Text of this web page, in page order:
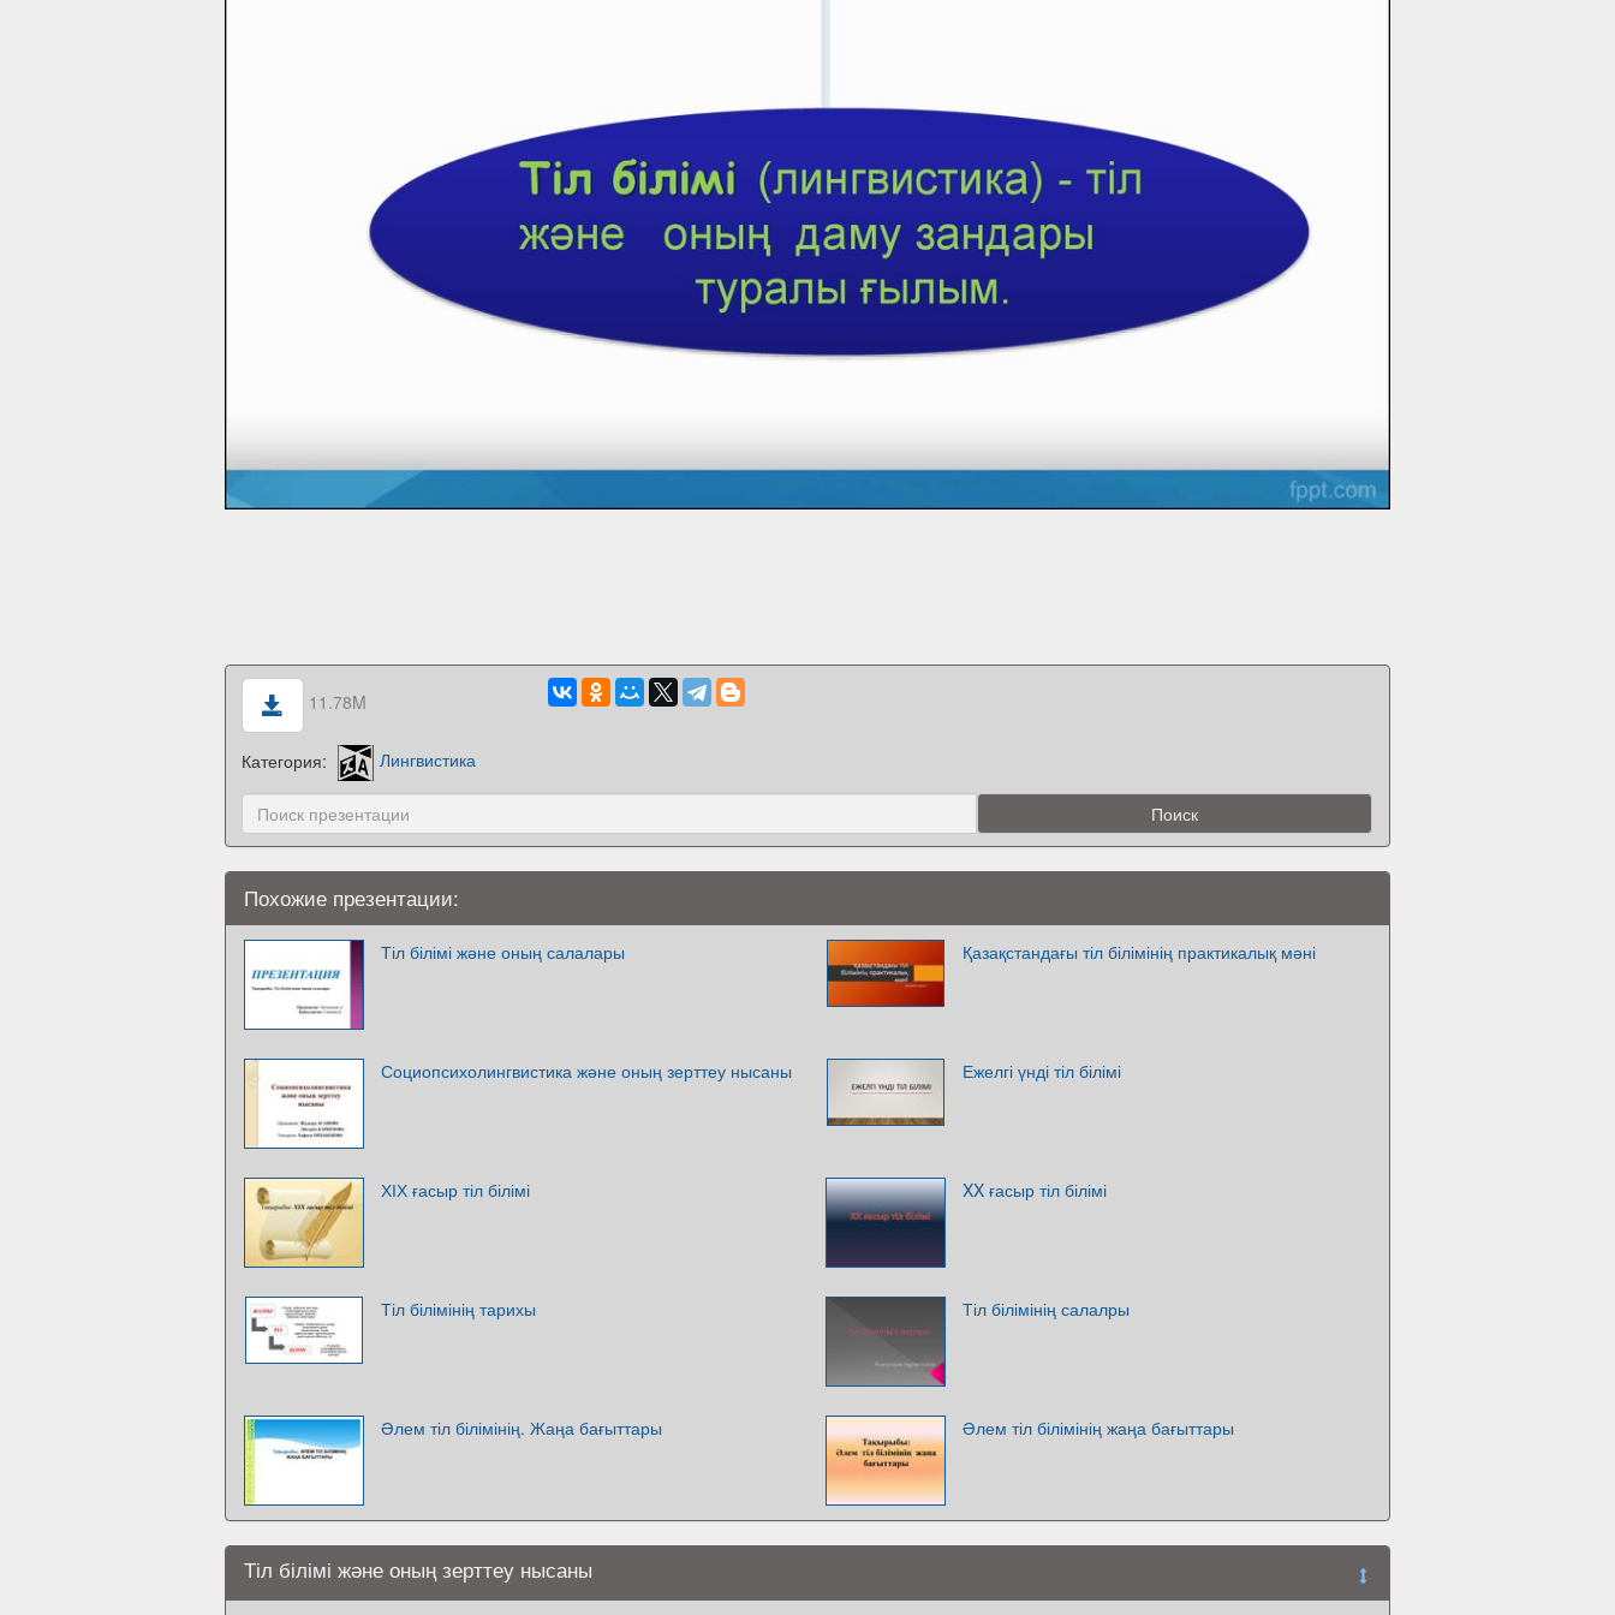
11.78M
Категория: Лингвистика
Похожие презентации:
Тіл білімі және оның салалары Қазақстандағы тіл білімінің практикалық мәні
Социопсихолингвистика және оның зерттеу нысаны Ежелгі үнді тіл білімі
ХІХ ғасыр тіл білімі XX ғасыр тіл білімі
Тіл білімінің тарихы Тіл білімінің салалры
Әлем тіл білімінің. Жаңа бағыттары Әлем тіл білімінің жаңа бағыттары
Тіл білімі және оның зерттеу нысаны